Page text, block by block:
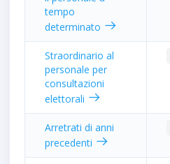
tempo
determinato
Straordinario al
personale per
consultazioni
elettorali
Arretrati di anni
precedenti